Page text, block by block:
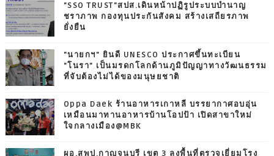
"SSO TRUST"สปส.เดินหน้าปฏิรูประบบบำนาญ
ชราภาพ กองทุนประกันสังคม สร้างเสถียรภาพ
ยั่งยืน
"นายกฯ" ยินดี UNESCO ประกาศขึ้นทะเบียน
"โนรา" เป็นมรดกโลกด้านภูมิปัญญาทางวัฒนธรรม
ที่จับต้องไม่ได้ของมนุษยชาติ
Oppa Daek ร้านอาหารเกาหลี บรรยากาศอบอุ่น
เหมือนมาทานอาหารบ้านโอปป้า เปิดสาขาใหม่
ใจกลางเมือง@MBK
ผอ.สพป.กาญจนบุรี เขต 3 ลงพื้นที่ตรวจเยี่ยมโรง